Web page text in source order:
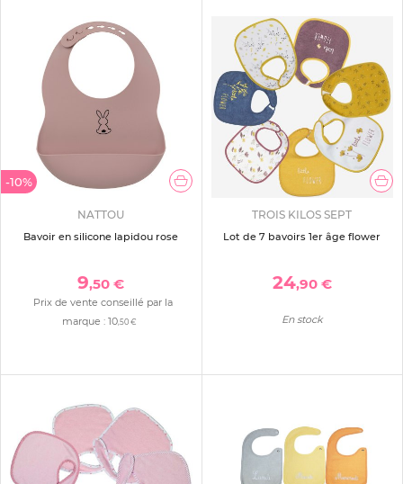
-10%
NATTOU
Bavoir en silicone lapidou rose
9,50 €
Prix de vente conseillé par la
marque : 10,50 €
TROIS KILOS SEPT
Lot de 7 bavoirs 1er âge flower
24,90 €
En stock